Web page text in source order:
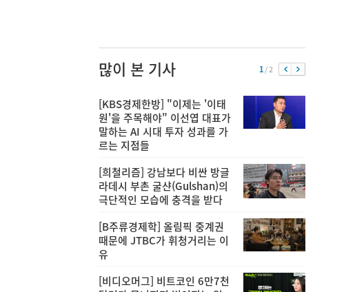
많이 본 기사 1/ 2
[KBS경제한방] "이제는 '이태
원'을 주목해야" 이선엽 대표가
말하는 AI 시대 투자 성과를 가
르는 지점들
[희철리즘] 강남보다 비싼 방글
라데시 부촌 굴샨(Gulshan)의
극단적인 모습에 충격을 받다
[B주류경제학] 올림픽 중계권
때문에 JTBC가 휘청거리는 이
유
[비디오머그] 비트코인 6만7천